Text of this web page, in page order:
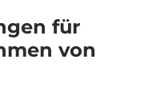
für
von